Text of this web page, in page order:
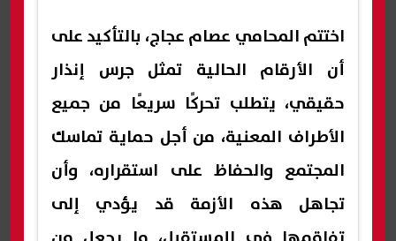
اختتم المحامي عصام عجاج، بالتأكيد على
أن الأرقام الحالية تمثل جرس إنذار
حقيقي، يتطلب تحركًا سريعًا من جميع
الأطراف المعنية، من أجل حماية تماسك
المجتمع والحفاظ على استقراره، وأن
تجاهل هذه الأزمة قد يؤدي إلى